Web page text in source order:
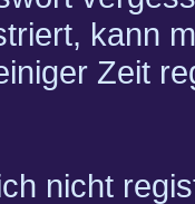
kann
Zeit
nicht